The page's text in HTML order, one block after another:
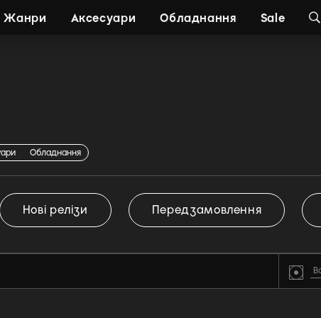
Жанри Аксесуари Обладнання Sale
Обладнання
Нові релізи Передзамовлення